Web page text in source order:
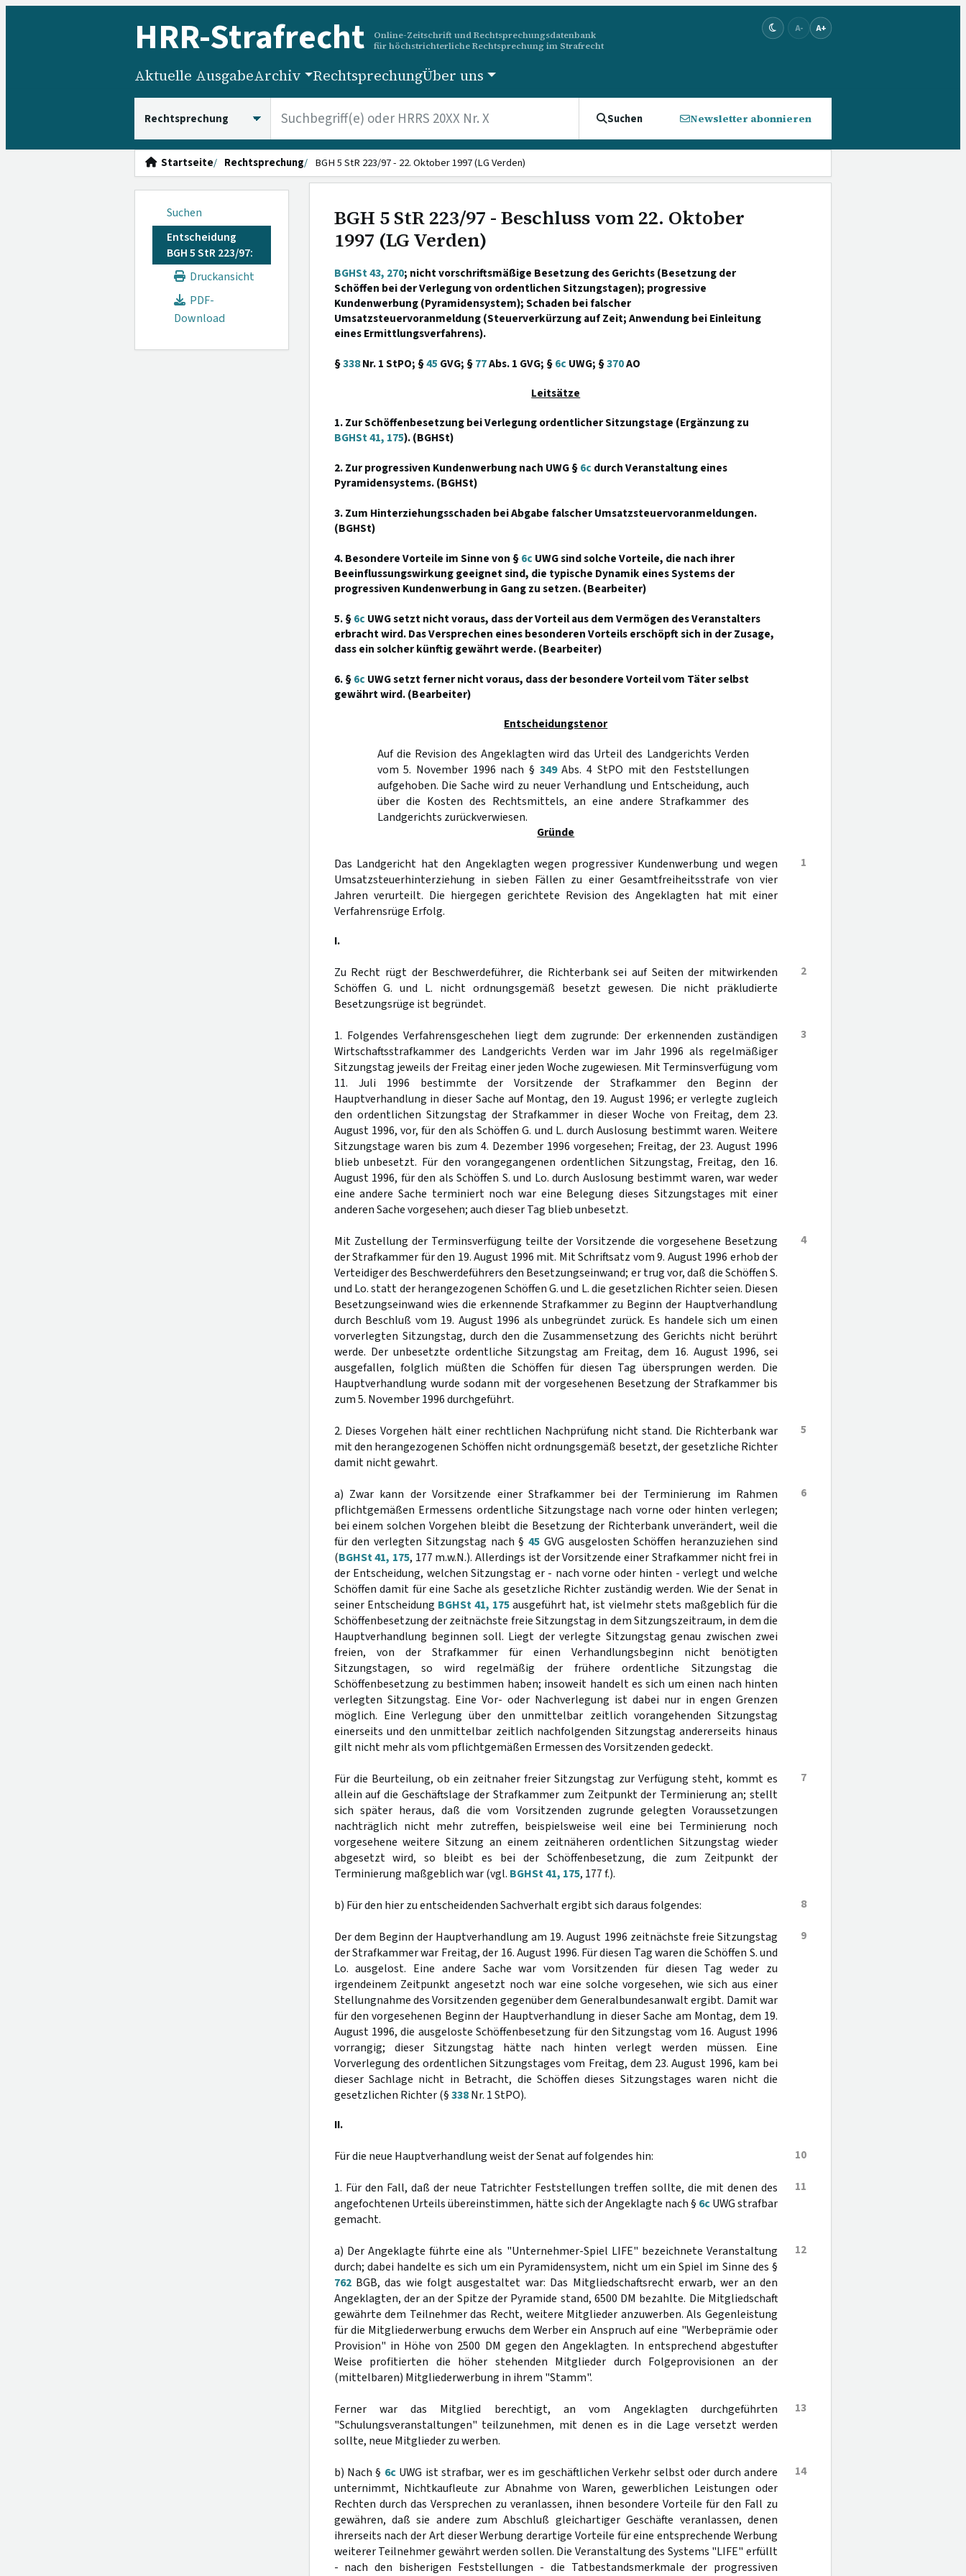
HRR-Strafrecht
Online-Zeitschrift und Rechtsprechungsdatenbank
für höchstrichterliche Rechtsprechung im Strafrecht
A- A+
Aktuelle AusgabeArchiv RechtsprechungÜber uns
Suchen Newsletter abonnieren
Startseite Rechtsprechung BGH 5 StR 223/97 - 22. Oktober 1997 (LG Verden)
Suchen
Entscheidung
BGH 5 StR 223/97:
Druckansicht
PDF-
Download
BGH 5 StR 223/97 - Beschluss vom 22. Oktober
1997 (LG Verden)
BGHSt 43, 270; nicht vorschriftsmäßige Besetzung des Gerichts (Besetzung der
Schöffen bei der Verlegung von ordentlichen Sitzungstagen); progressive
Kundenwerbung (Pyramidensystem); Schaden bei falscher
Umsatzsteuervoranmeldung (Steuerverkürzung auf Zeit; Anwendung bei Einleitung
eines Ermittlungsverfahrens).
§338Nr. 1 StPO; §45 GVG; §77Abs. 1 GVG; §6c UWG; §370AO
Leitsätze
1. Zur Schöffenbesetzung bei Verlegung ordentlicher Sitzungstage (Ergänzung zu
BGHSt 41, 175). (BGHSt)
2. Zur progressiven Kundenwerbung nach UWG §6c durch Veranstaltung eines
Pyramidensystems. (BGHSt)
3. Zum Hinterziehungsschaden bei Abgabe falscher Umsatzsteuervoranmeldungen.
(BGHSt)
4. Besondere Vorteile im Sinne von §6c UWG sind solche Vorteile, die nach ihrer
Beeinflussungswirkung geeignet sind, die typische Dynamik eines Systems der
progressiven Kundenwerbung in Gang zu setzen. (Bearbeiter)
5. §6c UWG setzt nicht voraus, dass der Vorteil aus dem Vermögen des Veranstalters
erbracht wird. Das Versprechen eines besonderen Vorteils erschöpft sich in der Zusage,
dass ein solcher künftig gewährt werde. (Bearbeiter)
6. §6c UWG setzt ferner nicht voraus, dass der besondere Vorteil vom Täter selbst
gewährt wird. (Bearbeiter)
Entscheidungstenor
Auf die Revision des Angeklagten wird das Urteil des Landgerichts Verden
vom 5. November 1996 nach § 349Abs. 4 StPO mit den Feststellungen
aufgehoben. Die Sache wird zu neuer Verhandlung und Entscheidung, auch
über die Kosten des Rechtsmittels, an eine andere Strafkammer des
Landgerichts zurückverwiesen.
Gründe
1
Das Landgericht hat den Angeklagten wegen progressiver Kundenwerbung und wegen
Umsatzsteuerhinterziehung in sieben Fällen zu einer Gesamtfreiheitsstrafe von vier
Jahren verurteilt. Die hiergegen gerichtete Revision des Angeklagten hat mit einer
Verfahrensrüge Erfolg.
I.
2
Zu Recht rügt der Beschwerdeführer, die Richterbank sei auf Seiten der mitwirkenden
Schöffen G. und L. nicht ordnungsgemäß besetzt gewesen. Die nicht präkludierte
Besetzungsrüge ist begründet.
3
1. Folgendes Verfahrensgeschehen liegt dem zugrunde: Der erkennenden zuständigen
Wirtschaftsstrafkammer des Landgerichts Verden war im Jahr 1996 als regelmäßiger
Sitzungstag jeweils der Freitag einer jeden Woche zugewiesen. Mit Terminsverfügung vom
11. Juli 1996 bestimmte der Vorsitzende der Strafkammer den Beginn der
Hauptverhandlung in dieser Sache auf Montag, den 19. August 1996; er verlegte zugleich
den ordentlichen Sitzungstag der Strafkammer in dieser Woche von Freitag, dem 23.
August 1996, vor, für den als Schöffen G. und L. durch Auslosung bestimmt waren. Weitere
Sitzungstage waren bis zum 4. Dezember 1996 vorgesehen; Freitag, der 23. August 1996
blieb unbesetzt. Für den vorangegangenen ordentlichen Sitzungstag, Freitag, den 16.
August 1996, für den als Schöffen S. und Lo. durch Auslosung bestimmt waren, war weder
eine andere Sache terminiert noch war eine Belegung dieses Sitzungstages mit einer
anderen Sache vorgesehen; auch dieser Tag blieb unbesetzt.
4
Mit Zustellung der Terminsverfügung teilte der Vorsitzende die vorgesehene Besetzung
der Strafkammer für den 19. August 1996 mit. Mit Schriftsatz vom 9. August 1996 erhob der
Verteidiger des Beschwerdeführers den Besetzungseinwand; er trug vor, daß die Schöffen S.
und Lo. statt der herangezogenen Schöffen G. und L. die gesetzlichen Richter seien. Diesen
Besetzungseinwand wies die erkennende Strafkammer zu Beginn der Hauptverhandlung
durch Beschluß vom 19. August 1996 als unbegründet zurück. Es handele sich um einen
vorverlegten Sitzungstag, durch den die Zusammensetzung des Gerichts nicht berührt
werde. Der unbesetzte ordentliche Sitzungstag am Freitag, dem 16. August 1996, sei
ausgefallen, folglich müßten die Schöffen für diesen Tag übersprungen werden. Die
Hauptverhandlung wurde sodann mit der vorgesehenen Besetzung der Strafkammer bis
zum 5. November 1996 durchgeführt.
5
2. Dieses Vorgehen hält einer rechtlichen Nachprüfung nicht stand. Die Richterbank war
mit den herangezogenen Schöffen nicht ordnungsgemäß besetzt, der gesetzliche Richter
damit nicht gewahrt.
6
a) Zwar kann der Vorsitzende einer Strafkammer bei der Terminierung im Rahmen
pflichtgemäßen Ermessens ordentliche Sitzungstage nach vorne oder hinten verlegen;
bei einem solchen Vorgehen bleibt die Besetzung der Richterbank unverändert, weil die
für den verlegten Sitzungstag nach §45 GVG ausgelosten Schöffen heranzuziehen sind
(BGHSt 41, 175, 177 m.w.N.). Allerdings ist der Vorsitzende einer Strafkammer nicht frei in
der Entscheidung, welchen Sitzungstag er - nach vorne oder hinten - verlegt und welche
Schöffen damit für eine Sache als gesetzliche Richter zuständig werden. Wie der Senat in
seiner Entscheidung BGHSt 41, 175ausgeführt hat, ist vielmehr stets maßgeblich für die
Schöffenbesetzung der zeitnächste freie Sitzungstag in dem Sitzungszeitraum, in dem die
Hauptverhandlung beginnen soll. Liegt der verlegte Sitzungstag genau zwischen zwei
freien, von der Strafkammer für einen Verhandlungsbeginn nicht benötigten
Sitzungstagen, so wird regelmäßig der frühere ordentliche Sitzungstag die
Schöffenbesetzung zu bestimmen haben; insoweit handelt es sich um einen nach hinten
verlegten Sitzungstag. Eine Vor- oder Nachverlegung ist dabei nur in engen Grenzen
möglich. Eine Verlegung über den unmittelbar zeitlich vorangehenden Sitzungstag
einerseits und den unmittelbar zeitlich nachfolgenden Sitzungstag andererseits hinaus
gilt nicht mehr als vom pflichtgemäßen Ermessen des Vorsitzenden gedeckt.
7
Für die Beurteilung, ob ein zeitnaher freier Sitzungstag zur Verfügung steht, kommt es
allein auf die Geschäftslage der Strafkammer zum Zeitpunkt der Terminierung an; stellt
sich später heraus, daß die vom Vorsitzenden zugrunde gelegten Voraussetzungen
nachträglich nicht mehr zutreffen, beispielsweise weil eine bei Terminierung noch
vorgesehene weitere Sitzung an einem zeitnäheren ordentlichen Sitzungstag wieder
abgesetzt wird, so bleibt es bei der Schöffenbesetzung, die zum Zeitpunkt der
Terminierung maßgeblich war (vgl. BGHSt 41, 175, 177 f.).
8
b) Für den hier zu entscheidenden Sachverhalt ergibt sich daraus folgendes:
9
Der dem Beginn der Hauptverhandlung am 19. August 1996 zeitnächste freie Sitzungstag
der Strafkammer war Freitag, der 16. August 1996. Für diesen Tag waren die Schöffen S. und
Lo. ausgelost. Eine andere Sache war vom Vorsitzenden für diesen Tag weder zu
irgendeinem Zeitpunkt angesetzt noch war eine solche vorgesehen, wie sich aus einer
Stellungnahme des Vorsitzenden gegenüber dem Generalbundesanwalt ergibt. Damit war
für den vorgesehenen Beginn der Hauptverhandlung in dieser Sache am Montag, dem 19.
August 1996, die ausgeloste Schöffenbesetzung für den Sitzungstag vom 16. August 1996
vorrangig; dieser Sitzungstag hätte nach hinten verlegt werden müssen. Eine
Vorverlegung des ordentlichen Sitzungstages vom Freitag, dem 23. August 1996, kam bei
dieser Sachlage nicht in Betracht, die Schöffen dieses Sitzungstages waren nicht die
gesetzlichen Richter (§338Nr. 1 StPO).
II.
10
Für die neue Hauptverhandlung weist der Senat auf folgendes hin:
11
1. Für den Fall, daß der neue Tatrichter Feststellungen treffen sollte, die mit denen des
angefochtenen Urteils übereinstimmen, hätte sich der Angeklagte nach § 6cUWG strafbar
gemacht.
12
a) Der Angeklagte führte eine als "Unternehmer-Spiel LIFE" bezeichnete Veranstaltung
durch; dabei handelte es sich um ein Pyramidensystem, nicht um ein Spiel im Sinne des §
762BGB, das wie folgt ausgestaltet war: Das Mitgliedschaftsrecht erwarb, wer an den
Angeklagten, der an der Spitze der Pyramide stand, 6500 DM bezahlte. Die Mitgliedschaft
gewährte dem Teilnehmer das Recht, weitere Mitglieder anzuwerben. Als Gegenleistung
für die Mitgliederwerbung erwuchs dem Werber ein Anspruch auf eine "Werbeprämie oder
Provision" in Höhe von 2500 DM gegen den Angeklagten. In entsprechend abgestufter
Weise profitierten die höher stehenden Mitglieder durch Folgeprovisionen an der
(mittelbaren) Mitgliederwerbung in ihrem "Stamm".
13
Ferner war das Mitglied berechtigt, an vom Angeklagten durchgeführten
"Schulungsveranstaltungen" teilzunehmen, mit denen es in die Lage versetzt werden
sollte, neue Mitglieder zu werben.
14
b) Nach § 6cUWG ist strafbar, wer es im geschäftlichen Verkehr selbst oder durch andere
unternimmt, Nichtkaufleute zur Abnahme von Waren, gewerblichen Leistungen oder
Rechten durch das Versprechen zu veranlassen, ihnen besondere Vorteile für den Fall zu
gewähren, daß sie andere zum Abschluß gleichartiger Geschäfte veranlassen, denen
ihrerseits nach der Art dieser Werbung derartige Vorteile für eine entsprechende Werbung
weiterer Teilnehmer gewährt werden sollen. Die Veranstaltung des Systems "LIFE" erfüllt
- nach den bisherigen Feststellungen - die Tatbestandsmerkmale der progressiven